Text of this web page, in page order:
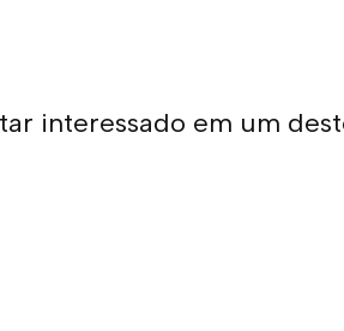
interessado em um